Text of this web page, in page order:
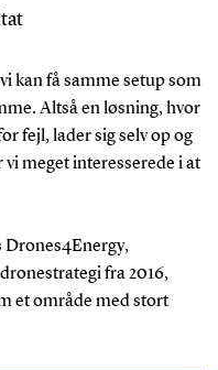
kan få samme setup som
Altså en løsning, hvor
fejl, lader sig selv op og
meget interesserede i at
Drones4Energy,
fra 2016,
et område med stort